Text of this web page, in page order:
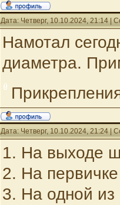
Дата: Четверг, 10.10.2024, 21:14 |
Намотал
диаметра.
Дата: Четверг, 10.10.2024, 21:24 |
1. На выходе
2. На
3. На одной из